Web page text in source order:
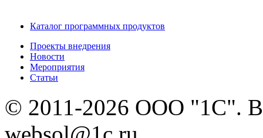
Каталог программных продуктов
Проекты внедрения
Новости
Мероприятия
Статьи
© 2011-2026 ООО "1С".